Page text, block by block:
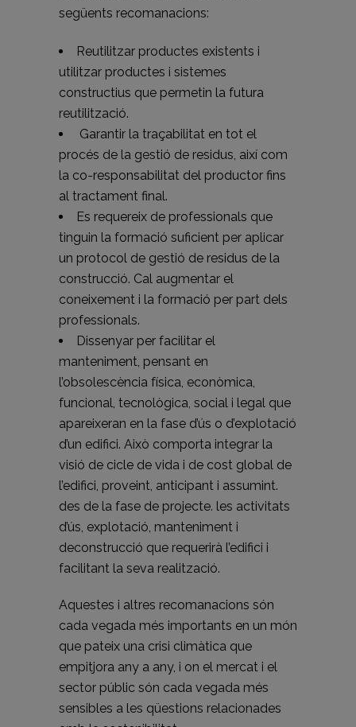
següents recomanacions:
Reutilitzar productes existents i
utilitzar productes i sistemes
constructius que permetin la futura
reutilització.
Garantir la traçabilitat en tot el
procés de la gestió de residus, així com
la co-responsabilitat del productor fins
al tractament final.
Es requereix de professionals que
tinguin la formació suficient per aplicar
un protocol de gestió de residus de la
construcció. Cal augmentar el
coneixement i la formació per part dels
professionals.
Dissenyar per facilitar el
manteniment, pensant en
l’obsolescència física, econòmica,
funcional, tecnològica, social i legal que
apareixeran en la fase d’ús o d’explotació
d’un edifici. Això comporta integrar la
visió de cicle de vida i de cost global de
l’edifici, proveint, anticipant i assumint.
des de la fase de projecte. les activitats
d’ús, explotació, manteniment i
deconstrucció que requerirà l’edifici i
facilitant la seva realització.
Aquestes i altres recomanacions són
cada vegada més importants en un món
que pateix una crisi climàtica que
empitjora any a any, i on el mercat i el
sector públic són cada vegada més
sensibles a les qüestions relacionades